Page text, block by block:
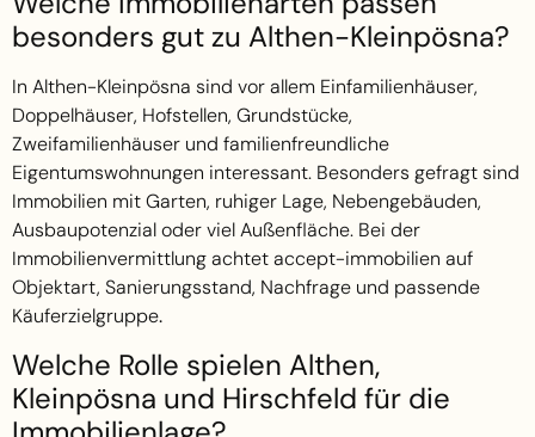
besonders gut zu Althen-Kleinpösna?
In Althen-Kleinpösna sind vor allem Einfamilienhäuser,
Doppelhäuser, Hofstellen, Grundstücke,
Zweifamilienhäuser und familienfreundliche
Eigentumswohnungen interessant. Besonders gefragt sind
Immobilien mit Garten, ruhiger Lage, Nebengebäuden,
Ausbaupotenzial oder viel Außenfläche. Bei der
Immobilienvermittlung achtet accept-immobilien auf
Objektart, Sanierungsstand, Nachfrage und passende
Käuferzielgruppe.
Welche Rolle spielen Althen,
Kleinpösna und Hirschfeld für die